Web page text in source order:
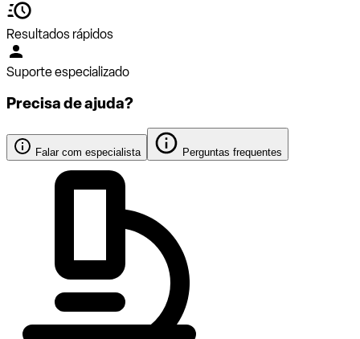
Resultados rápidos
Suporte especializado
Precisa de ajuda?
Falar com especialista Perguntas frequentes